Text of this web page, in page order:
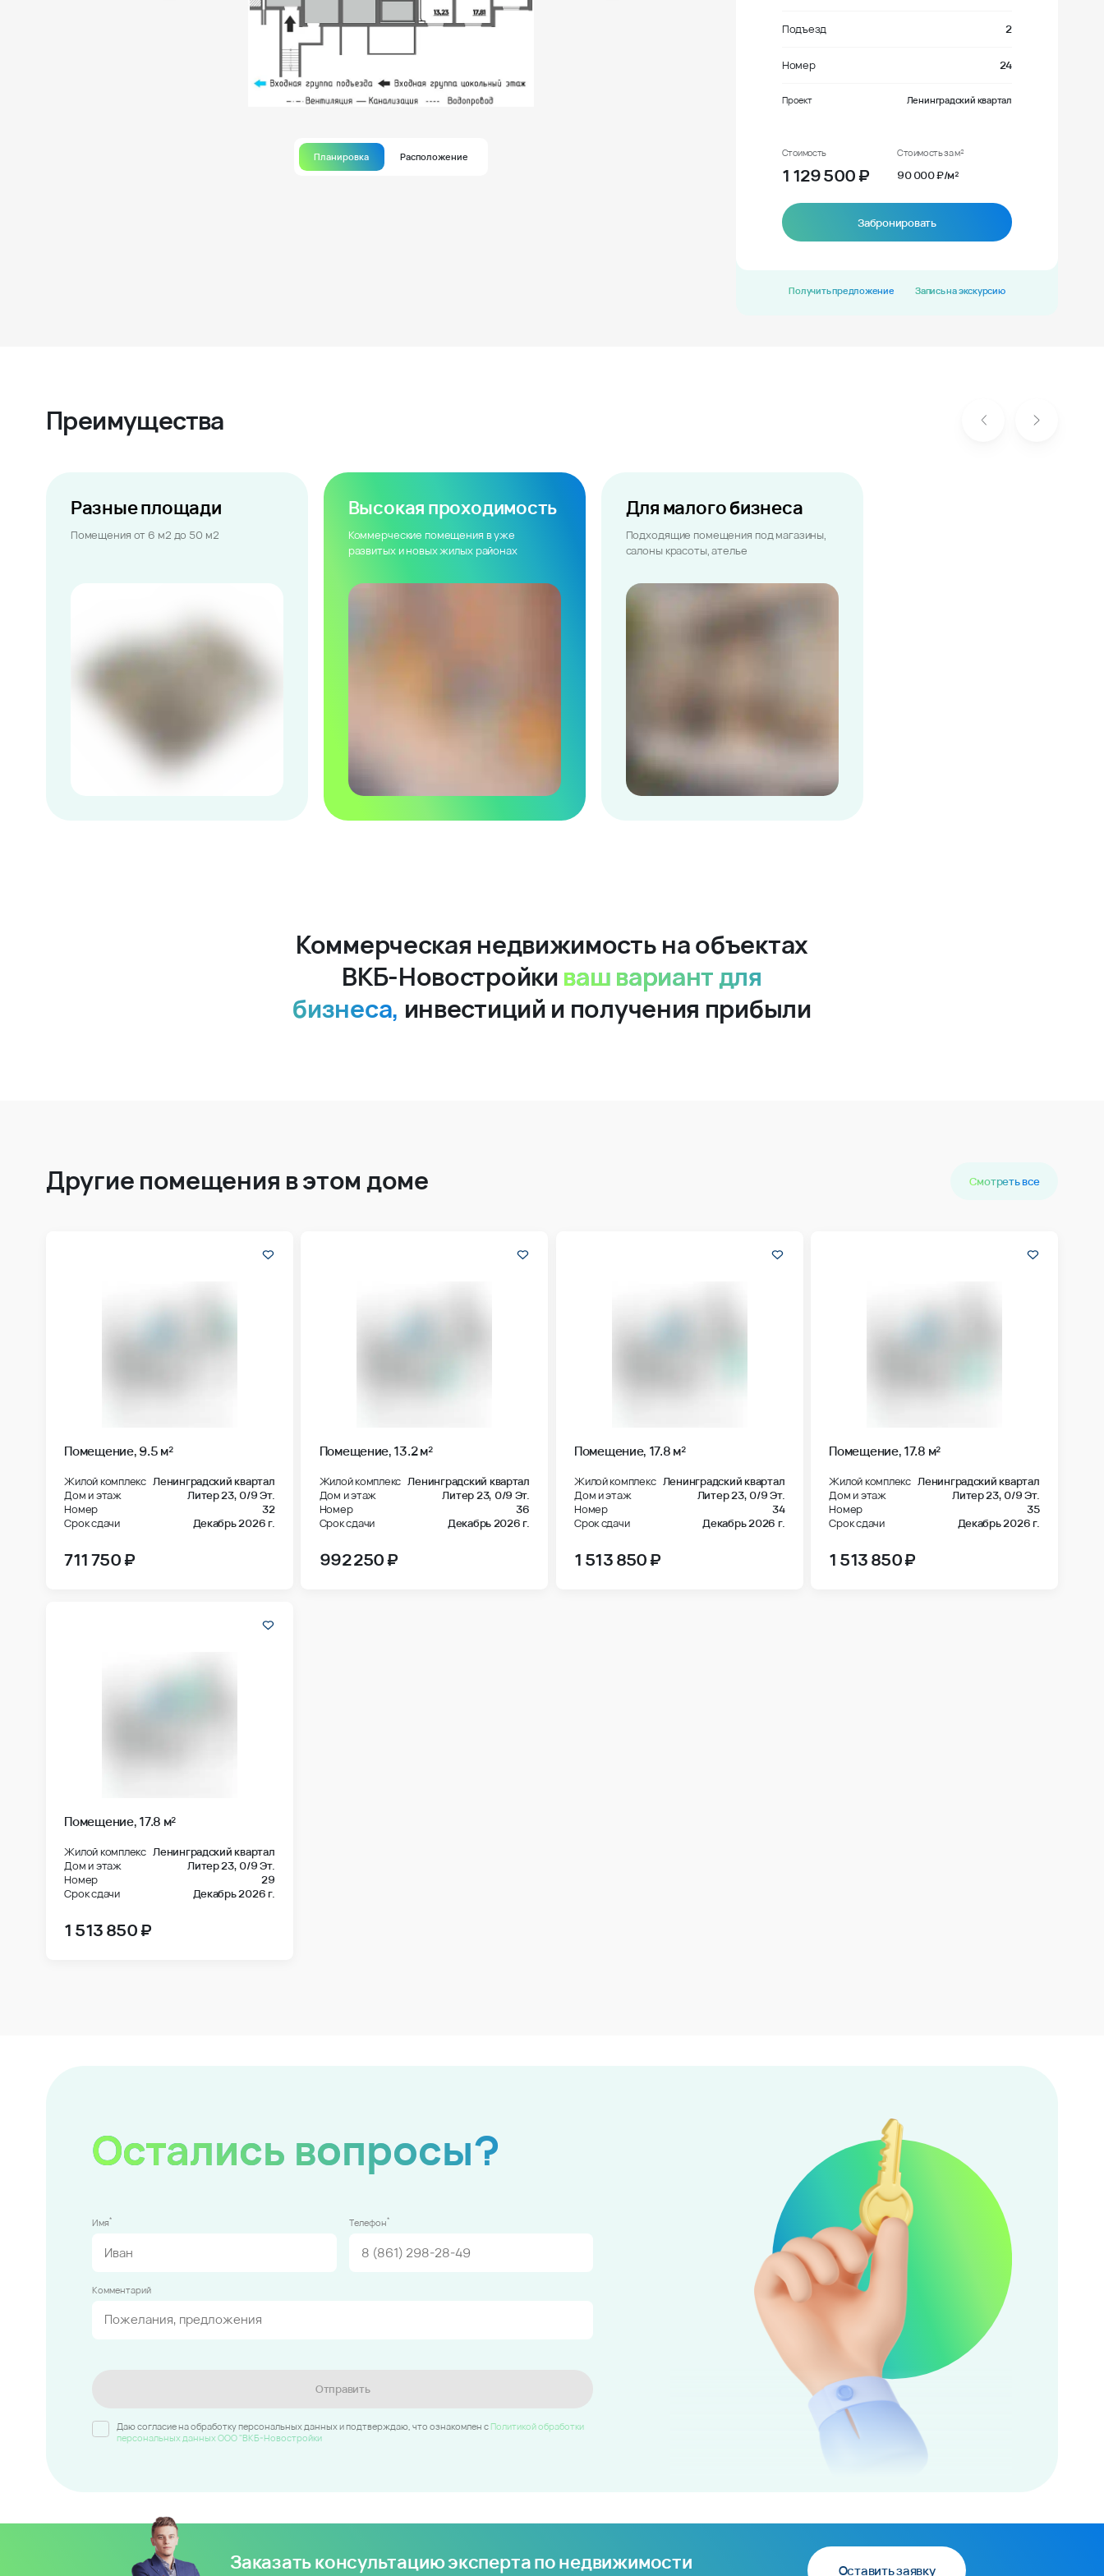
Планировка Расположение
Подъезд 2
Номер 24
Проект Ленинградский квартал
Стоимость
1 129 500₽
Стоимость за м²
90 000 ₽/м²
Забронировать
Получить предложение Запись на экскурсию
Преимущества
Разные площади Высокая проходимость
развитых и новых жилых районах
Для малого бизнеса
салоны красоты, ателье
Коммерческая недвижимость на объектах
ВКБ-Новостройкиваш вариант для
бизнеса, инвестиций и получения прибыли
Другие помещения в этом доме
Дом и этаж
Литер 23,0/9 Эт.
Номер
32
Срок сдачи
Декабрь 2026 г.
711 750 ₽
Дом и этаж
Литер 23,0/9 Эт.
Номер
36
Срок сдачи
Декабрь 2026 г.
992 250 ₽
Дом и этаж
Литер 23,0/9 Эт.
Номер
34
Срок сдачи
Декабрь 2026 г.
1 513 850 ₽
Дом и этаж
Литер 23,0/9 Эт.
Номер
35
Срок сдачи
Декабрь 2026 г.
1 513 850 ₽
Дом и этаж
Литер 23,0/9 Эт.
Номер
29
Срок сдачи
Декабрь 2026 г.
1 513 850 ₽
Остались вопросы?
персональных данных ООО "ВКБ-Новостройки
Заказать консультацию эксперта по недвижимости